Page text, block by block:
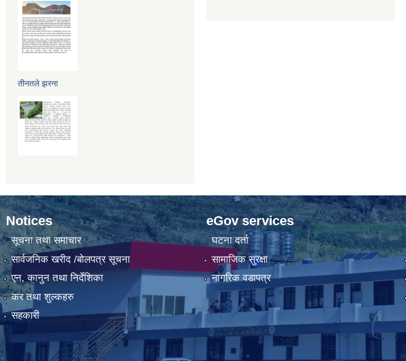
तीनतले झरना
Notices
सूचना तथा समाचार
सार्वजनिक खरीद /बोलपत्र सूचना
एन, कानुन तथा निर्देशिका
कर तथा शुल्कहरु
सहकारी
eGov services
घटना दर्ता
सामाजिक सुरक्षा
नागरिक वडापत्र